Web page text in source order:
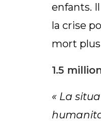
enfants.
la crise
mort
1.5
« La